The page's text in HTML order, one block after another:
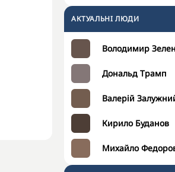
АКТУАЛЬНI ЛЮДИ
Володимир
Дональд Трамп
Валерій
Кирило Буданов
Михайло